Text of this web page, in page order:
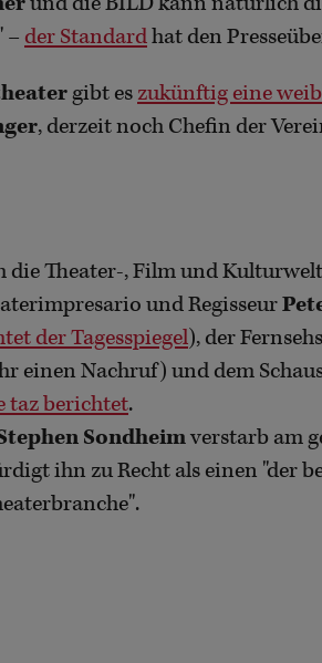
– der Standardhat den
gibt es zukünftig eine
, derzeit noch Chefin der
die Theater-, Film und
und Regisseur
der Tagesspiegel), der
einen Nachruf) und dem
taz berichtet.
Sondheimverstarb am
ihn zu Recht als einen "der